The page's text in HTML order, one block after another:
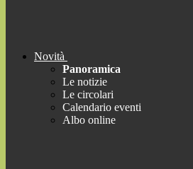
Novità
Panoramica
Le notizie
Le circolari
Calendario eventi
Albo online